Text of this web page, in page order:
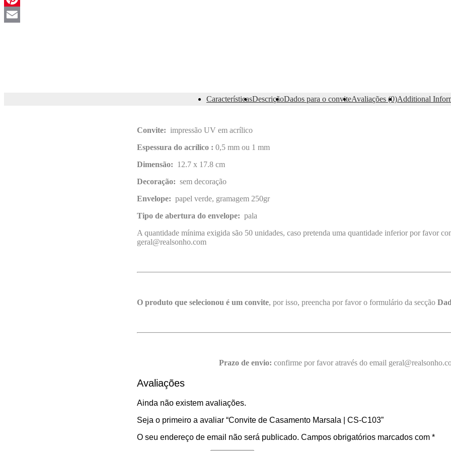
Pinterest
CaracterísticasDescriçãoDados para o conviteAvaliações (0)Additional
Convite: impressão UV em acrílico
Espessura do acrílico : 0,5 mm ou 1 mm
Dimensão: 12.7 x 17.8 cm
Decoração: sem decoração
Envelope: papel verde, gramagem 250gr
Tipo de abertura do envelope: pala
A quantidade mínima exigida são 50 unidades, caso pretenda uma quantidade inferior por favor
geral@realsonho.com
O produto que selecionou é um convite, por isso, preencha por favor o formulário da secção
Prazo de envio: confirme por favor através do email
Avaliações
Ainda não existem avaliações.
Seja o primeiro a avaliar “Convite de Casamento Marsala | CS-C103”
O seu endereço de email não será publicado. Campos obrigatórios marcados com *